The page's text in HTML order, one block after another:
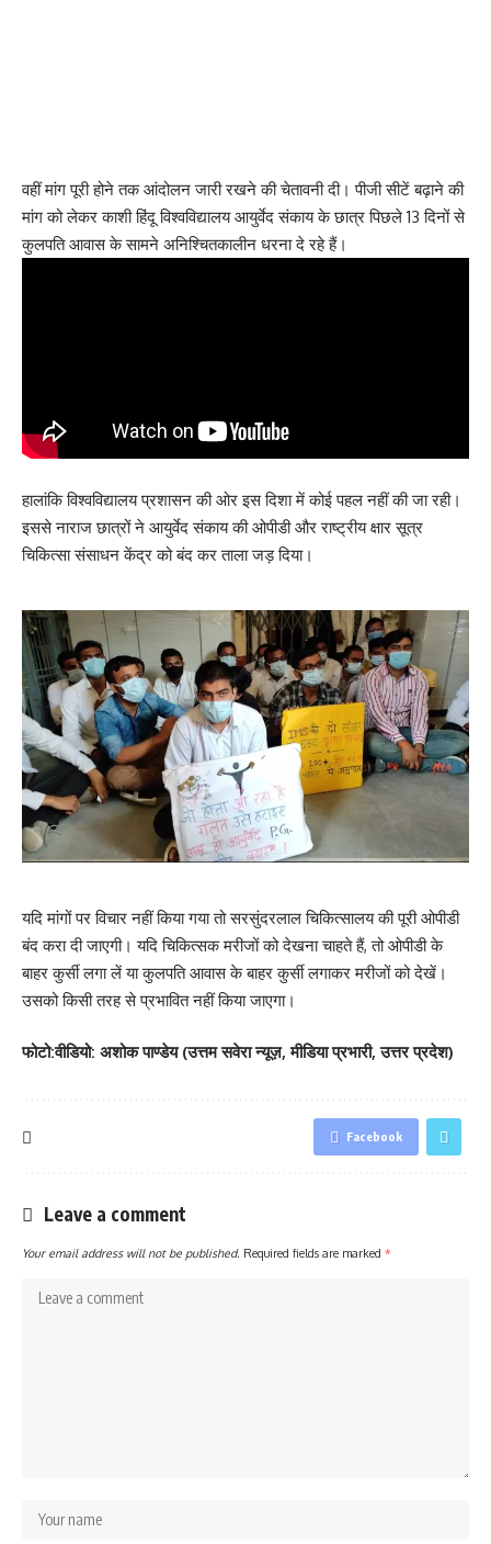
वहीं मांग पूरी होने तक आंदोलन जारी रखने की चेतावनी दी। पीजी सीटें बढ़ाने की
मांग को लेकर काशी हिंदू विश्वविद्यालय आयुर्वेद संकाय के छात्र पिछले 13 दिनों से
कुलपति आवास के सामने अनिश्चितकालीन धरना दे रहे हैं।
हालांकि विश्वविद्यालय प्रशासन की ओर इस दिशा में कोई पहल नहीं की जा रही।
इससे नाराज छात्रों ने आयुर्वेद संकाय की ओपीडी और राष्ट्रीय क्षार सूत्र
चिकित्सा संसाधन केंद्र को बंद कर ताला जड़ दिया।
यदि मांगों पर विचार नहीं किया गया तो सरसुंदरलाल चिकित्सालय की पूरी ओपीडी
बंद करा दी जाएगी। यदि चिकित्सक मरीजों को देखना चाहते हैं, तो ओपीडी के
बाहर कुर्सी लगा लें या कुलपति आवास के बाहर कुर्सी लगाकर मरीजों को देखें।
उसको किसी तरह से प्रभावित नहीं किया जाएगा।
फोटो:वीडियो: अशोक पाण्डेय (उत्तम सवेरा न्यूज़, मीडिया प्रभारी, उत्तर प्रदेश)
Facebook
Leave a comment
Your email address will not be published. Required fields are marked *